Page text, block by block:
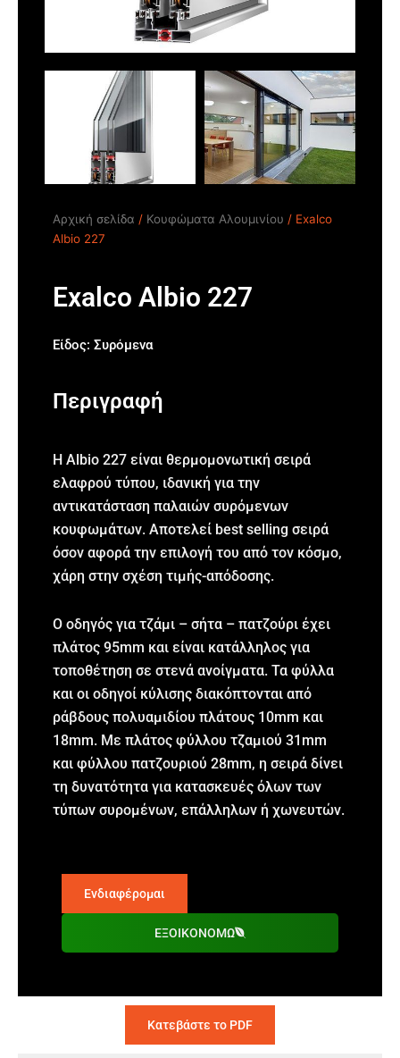
Αρχική σελίδα / Κουφώματα Αλουμινίου / Exalco
Albio 227
Exalco Albio 227
Είδος: Συρόμενα
Περιγραφή
Η Albio 227 είναι θερμομονωτική σειρά
ελαφρού τύπου, ιδανική για την
αντικατάσταση παλαιών συρόμενων
κουφωμάτων. Αποτελεί best selling σειρά
όσον αφορά την επιλογή του από τον κόσμο,
χάρη στην σχέση τιμής-απόδοσης.
Ο οδηγός για τζάμι – σήτα – πατζούρι έχει
πλάτος 95mm και είναι κατάλληλος για
τοποθέτηση σε στενά ανοίγματα. Τα φύλλα
και οι οδηγοί κύλισης διακόπτονται από
ράβδους πολυαμιδίου πλάτους 10mm και
18mm. Με πλάτος φύλλου τζαμιού 31mm
και φύλλου πατζουριού 28mm, η σειρά δίνει
τη δυνατότητα για κατασκευές όλων των
τύπων συρομένων, επάλληλων ή χωνευτών.
Ενδιαφέρομαι
ΕΞΟΙΚΟΝΟΜΩ
Κατεβάστε το PDF